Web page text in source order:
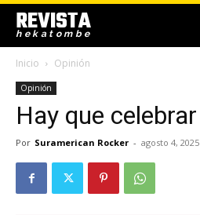
REVISTA
hekatombe
Inicio Opinión
Opinión
Hay que celebrar
Por Suramerican Rocker - agosto 4, 2025